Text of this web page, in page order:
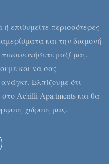
επιθυμείτε περισσότερες
και την διαμονή
μαζί μας.
και να σας
Ελπίζουμε ότι
Achilli Apartments και θα
χώρους μας.